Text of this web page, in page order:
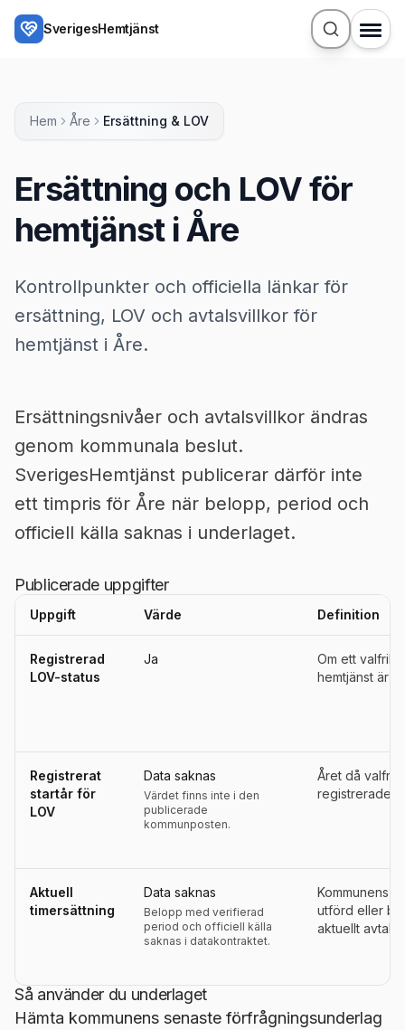
Hoppa till huvudinnehåll
SverigesHemtjänst
Hem Åre Ersättning & LOV
Ersättning och LOV för
hemtjänst i Åre
Kontrollpunkter och officiella länkar för
ersättning, LOV och avtalsvillkor för
hemtjänst i Åre.
Ersättningsnivåer och avtalsvillkor ändras
genom kommunala beslut.
SverigesHemtjänst publicerar därför inte
ett timpris för Åre när belopp, period och
officiell källa saknas i underlaget.
Publicerade uppgifter
Uppgift Värde Definition
Registrerad
LOV-status
Ja
Om ett
hemtjänst är
Registrerat
startår för
LOV
Data saknas
Värdet finns inte i den
publicerade
kommunposten.
Året då
registrerades
Aktuell
timersättning
Data saknas
Belopp med verifierad
period och officiell källa
saknas i datakontraktet.
Kommunens
utförd eller
aktuellt
Så använder du underlaget
Hämta kommunens senaste förfrågningsunderlag